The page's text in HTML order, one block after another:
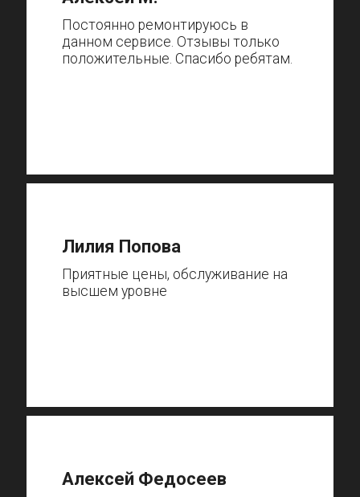
Постоянно ремонтируюсь в
данном сервисе. Отзывы только
положительные. Спасибо ребятам.
Лилия Попова
Приятные цены, обслуживание на
высшем уровне
Алексей Федосеев